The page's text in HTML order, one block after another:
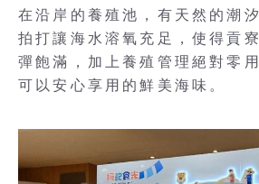
在沿岸的養殖池，有天然的潮
拍打讓海水溶氧充足，使得貢
彈飽滿，加上養殖管理絕對零
可以安心享用的鮮美海味。